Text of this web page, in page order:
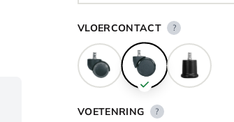
VLOERCONTACT ?
VOETENRING ?